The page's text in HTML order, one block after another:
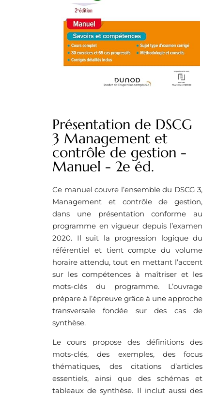
Présentation de DSCG
3 Management et
contrôle de gestion -
Manuel - 2e éd.
Ce manuel couvre l’ensemble du DSCG 3,
Management et contrôle de gestion,
dans une présentation conforme au
programme en vigueur depuis l’examen
2020. Il suit la progression logique du
référentiel et tient compte du volume
horaire attendu, tout en mettant l’accent
sur les compétences à maîtriser et les
mots-clés du programme. L’ouvrage
prépare à l’épreuve grâce à une approche
transversale fondée sur des cas de
synthèse.
Le cours propose des définitions des
mots-clés, des exemples, des focus
thématiques, des citations d’articles
essentiels, ainsi que des schémas et
tableaux de synthèse. Il inclut aussi des